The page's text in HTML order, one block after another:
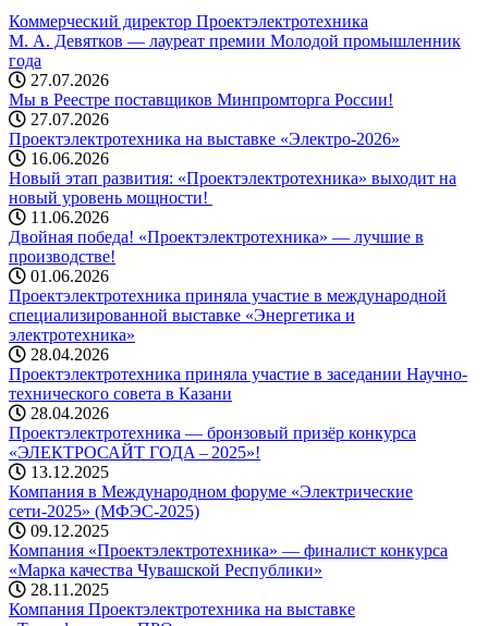
Коммерческий директор Проектэлектротехника
М. А. Девятков — лауреат премии Молодой промышленник
года
27.07.2026
Мы в Реестре поставщиков Минпромторга России!
27.07.2026
Проектэлектротехника на выставке «Электро-2026»
16.06.2026
Новый этап развития: «Проектэлектротехника» выходит на
новый уровень мощности! ️
11.06.2026
Двойная победа! «Проектэлектротехника» — лучшие в
производстве!
01.06.2026
Проектэлектротехника приняла участие в международной
специализированной выставке «Энергетика и
электротехника»
28.04.2026
Проектэлектротехника приняла участие в заседании Научно-
технического совета в Казани
28.04.2026
Проектэлектротехника — бронзовый призёр конкурса
«ЭЛЕКТРОСАЙТ ГОДА – 2025»!
13.12.2025
Компания в Международном форуме «Электрические
сети-2025» (МФЭС-2025)
09.12.2025
Компания «Проектэлектротехника» — финалист конкурса
«Марка качества Чувашской Республики»
28.11.2025
Компания Проектэлектротехника на выставке